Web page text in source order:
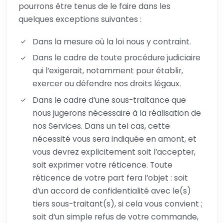
pourrons être tenus de le faire dans les
quelques exceptions suivantes :
Dans la mesure où la loi nous y contraint.
Dans le cadre de toute procédure judiciaire
qui l’exigerait, notamment pour établir,
exercer ou défendre nos droits légaux.
Dans le cadre d’une sous-traitance que
nous jugerons nécessaire à la réalisation de
nos Services. Dans un tel cas, cette
nécessité vous sera indiquée en amont, et
vous devrez explicitement soit l’accepter,
soit exprimer votre réticence. Toute
réticence de votre part fera l’objet : soit
d’un accord de confidentialité avec le(s)
tiers sous-traitant(s), si cela vous convient ;
soit d’un simple refus de votre commande,